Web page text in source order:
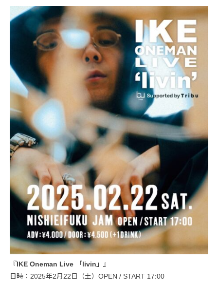
『IKE Oneman Live 「livin」』
日時：2025年2月22日（土）OPEN / START 17:00